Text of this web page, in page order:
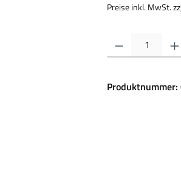
Preise inkl. MwSt.
Produkt Anzahl:
Produktnummer: